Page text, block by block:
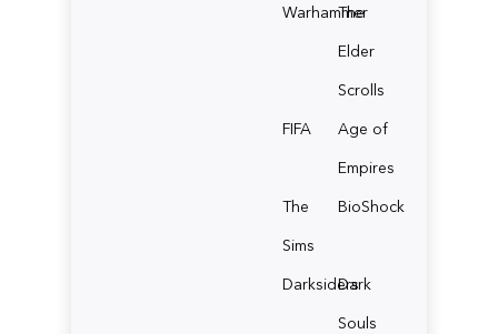
Warhammer
The
Elder
Scrolls
FIFA
Age of
Empires
The
Sims
BioShock
Darksiders
Dark
Souls